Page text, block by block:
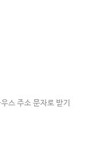
스 주소 문자로 받기